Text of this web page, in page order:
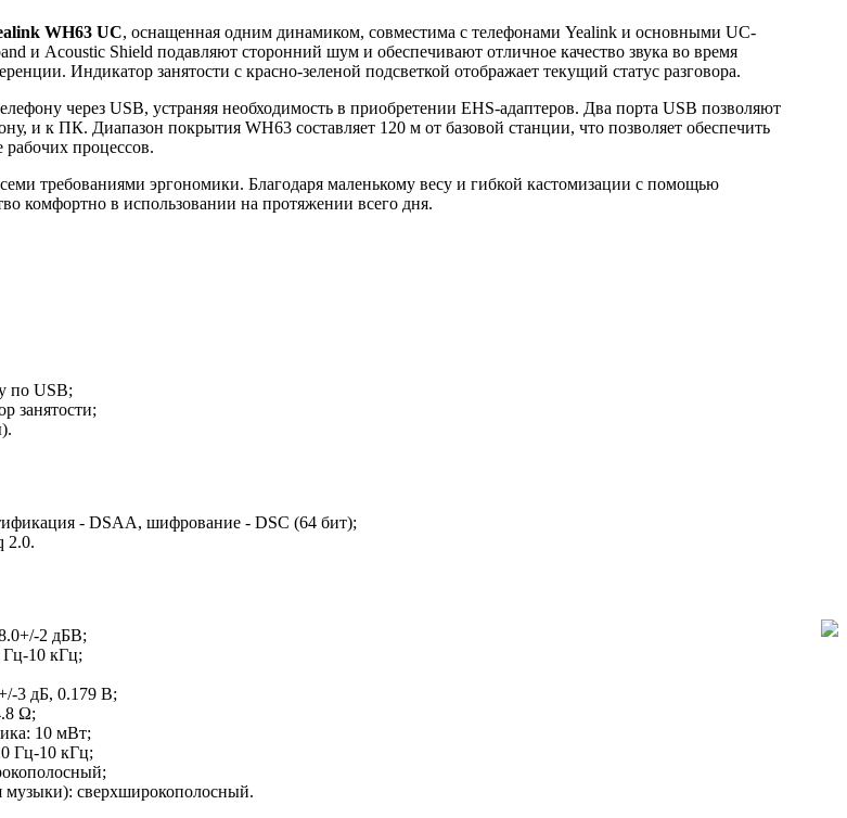
WH63 UC, оснащенная одним динамиком, совместима с телефонами Yealink и основными UC-
и Acoustic Shield подавляют сторонний шум и обеспечивают отличное качество звука во время
Индикатор занятости с красно-зеленой подсветкой отображает текущий статус разговора.
через USB, устраняя необходимость в приобретении EHS-адаптеров. Два порта USB позволяют
и к ПК. Диапазон покрытия WH63 составляет 120 м от базовой станции, что позволяет обеспечить
процессов.
требованиями эргономики. Благодаря маленькому весу и гибкой кастомизации с помощью
комфортно в использовании на протяжении всего дня.
по USB;
занятости;
- DSAA, шифрование - DSC (64 бит);
2.0.
2 дБВ;
Гц-10 кГц;
3 дБ, 0.179 В;
Ω;
10 мВт;
Гц-10 кГц;
сверхширокополосный.